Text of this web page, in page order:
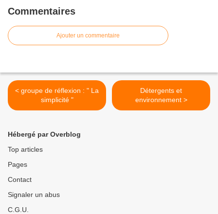
Commentaires
Ajouter un commentaire
< groupe de réflexion : " La
simplicité "
Détergents et
environnement >
Hébergé par Overblog
Top articles
Pages
Contact
Signaler un abus
C.G.U.